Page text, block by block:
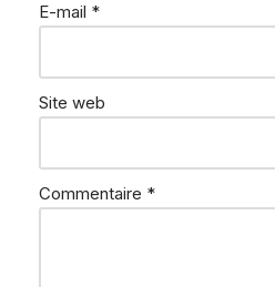
E-mail *
Site web
Commentaire *